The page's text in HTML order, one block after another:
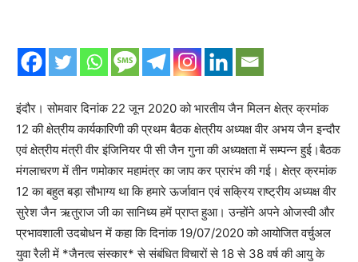
इंदौर। सोमवार दिनांक 22 जून 2020 को भारतीय जैन मिलन क्षेत्र क्रमांक
12 की क्षेत्रीय कार्यकारिणी की प्रथम बैठक क्षेत्रीय अध्यक्ष वीर अभय जैन इन्दौर
एवं क्षेत्रीय मंत्री वीर इंजिनियर पी सी जैन गुना की अध्यक्षता में सम्पन्न हुई।बैठक
मंगलाचरण में तीन णमोकार महामंत्र का जाप कर प्रारंभ की गई। क्षेत्र क्रमांक
12 का बहुत बड़ा सौभाग्य था कि हमारे ऊर्जावान एवं सक्रिय राष्ट्रीय अध्यक्ष वीर
सुरेश जैन ऋतुराज जी का सानिध्य हमें प्राप्त हुआ। उन्होंने अपने ओजस्वी और
प्रभावशाली उदबोधन में कहा कि दिनांक 19/07/2020 को आयोजित वर्चुअल
युवा रैली में *जैनत्व संस्कार* से संबंधित विचारों से 18 से 38 वर्ष की आयु के